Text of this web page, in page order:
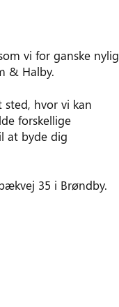
vi for ganske nylig
& Halby.
hvor vi kan
forskellige
at byde dig
35 i Brøndby.